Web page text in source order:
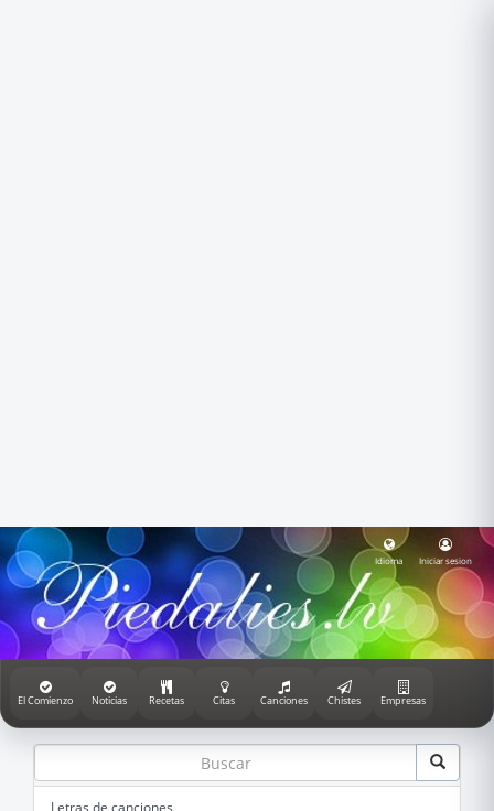
Idioma Iniciar sesion
El Comienzo Noticias Recetas Citas Canciones Chistes Empresas
Letras de canciones